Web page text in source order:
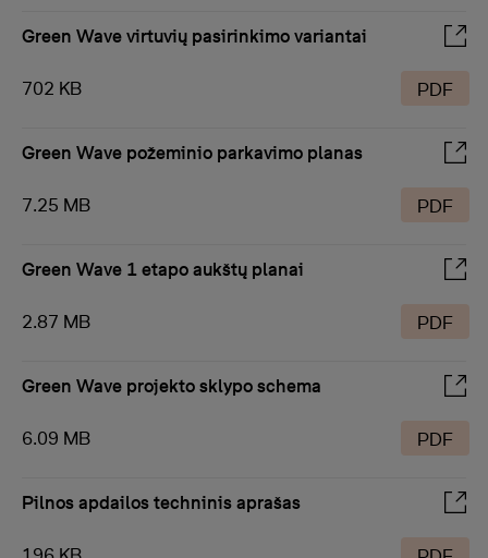
Green Wave virtuvių pasirinkimo variantai
702 KB PDF
Green Wave požeminio parkavimo planas
7.25 MB PDF
Green Wave 1 etapo aukštų planai
2.87 MB PDF
Green Wave projekto sklypo schema
6.09 MB PDF
Pilnos apdailos techninis aprašas